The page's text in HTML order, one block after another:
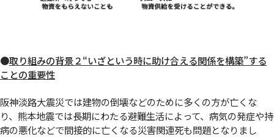
●取り組みの背景２“いざという時に助け合える関係を構築”する
ことの重要性
阪神淡路大震災では建物の倒壊などのために多くの方が亡くな
り、熊本地震では長期にわたる避難生活によって、病気の発症や持
病の悪化などで間接的に亡くなる災害関連死も問題となりまし